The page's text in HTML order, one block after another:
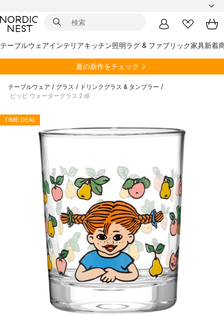
テーブルウェアインテリアキッチン照明ラグ & ファブリック家具新着
夏の新作をチェック
テーブルウェア / グラス / ドリンクグラス & タンブラー /
ピッピ ウォーターグラス 2 dl
TIME DEAL